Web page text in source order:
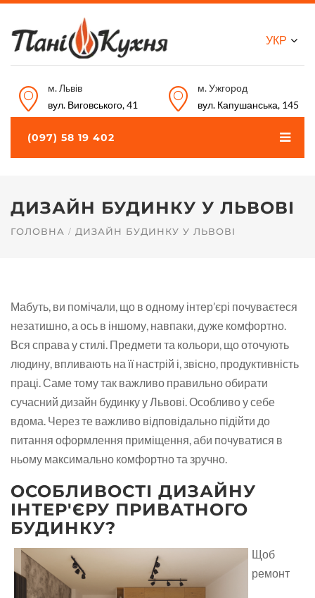
м. Львів
вул. Виговського, 41
м. Ужгород
вул. Капушанська, 145
УКР
(097) 58 19 402
ДИЗАЙН БУДИНКУ У ЛЬВОВІ
ГОЛОВНА ДИЗАЙН БУДИНКУ У ЛЬВОВІ
Мабуть, ви помічали, що в одному інтер’єрі почуваєтеся
незатишно, а ось в іншому, навпаки, дуже комфортно.
Вся справа у стилі. Предмети та кольори, що оточують
людину, впливають на її настрій і, звісно, продуктивність
праці. Саме тому так важливо правильно обирати
сучасний дизайн будинку у Львові. Особливо у себе
вдома. Через те важливо відповідально підійти до
питання оформлення приміщення, аби почуватися в
ньому максимально комфортно та зручно.
ОСОБЛИВОСТІ ДИЗАЙНУ
ІНТЕР'ЄРУ ПРИВАТНОГО
БУДИНКУ?
Щоб
ремонт